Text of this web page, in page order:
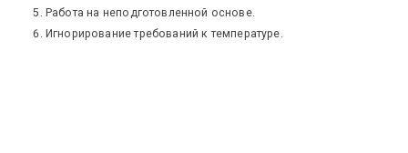
Работа на неподготовленной основе.
Игнорирование требований к температуре.